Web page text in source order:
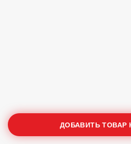
ДОБАВИТЬ ТОВАР